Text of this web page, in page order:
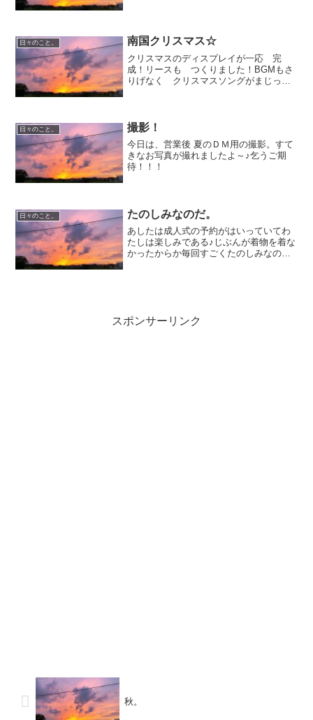
ったです♪なによりすごく...
日々のこと。 南国クリスマス☆
クリスマスのディスプレイが一応 完
成！リースも つくりました！BGMもさ
りげなく クリスマスソングがまじって
日々のこと。 撮影！
今日は、営業後 夏のＤＭ用の撮影。すて
きなお写真が撮れましたよ～♪乞うご期
待！！！
日々のこと。 たのしみなのだ。
あしたは成人式の予約がはいっていてわ
たしは楽しみである♪じぶんが着物を着な
かったからか毎回すごくたのしみなの
スポンサーリンク
秋。